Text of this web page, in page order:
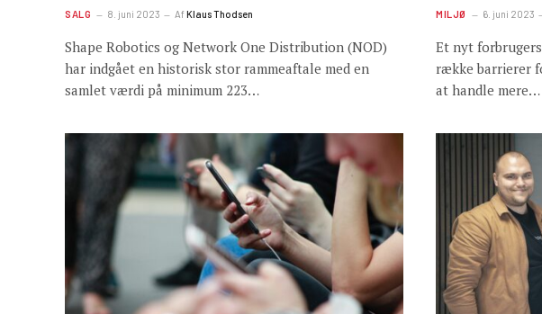
SALG 8. juni 2023 AfKlaus Thodsen
Shape Robotics og Network One Distribution (NOD)
har indgået en historisk stor rammeaftale med en
samlet værdi på minimum 223…
MILJØ 6. juni 2023
Et nyt
række barrierer
at handle mere…